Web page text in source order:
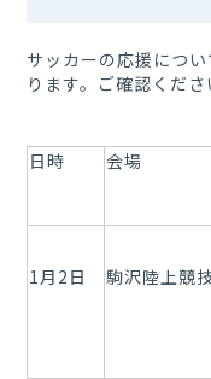
サッカーの応援につ
ります。ご確認くださ
日時 会場
1月2日 駒沢陸上競